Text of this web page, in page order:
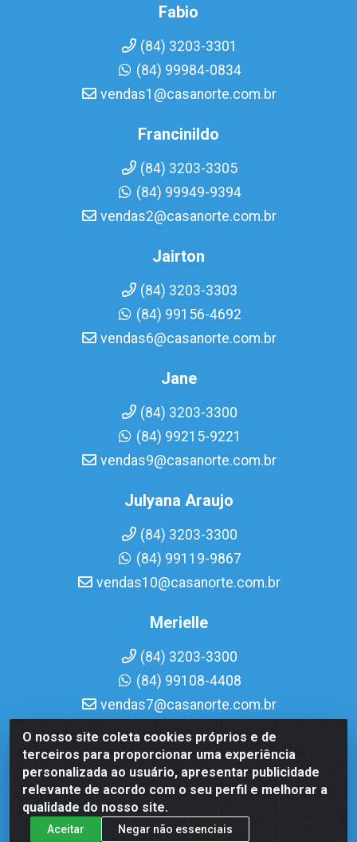
O nosso site coleta cookies próprios e de
terceiros para proporcionar uma experiência
personalizada ao usuário, apresentar publicidade
relevante de acordo com o seu perfil e melhorar a
qualidade do nosso site.
Aceitar Negar não essenciais
Fabio
(84) 3203-3301
(84) 99984-0834
vendas1@casanorte.com.br
Francinildo
(84) 3203-3305
(84) 99949-9394
vendas2@casanorte.com.br
Jairton
(84) 3203-3303
(84) 99156-4692
vendas6@casanorte.com.br
Jane
(84) 3203-3300
(84) 99215-9221
vendas9@casanorte.com.br
Julyana Araujo
(84) 3203-3300
(84) 99119-9867
vendas10@casanorte.com.br
Merielle
(84) 3203-3300
(84) 99108-4408
vendas7@casanorte.com.br
Casa Norte LTDA - Av. Interventor Mário Câmara, 1815 - Dix-
Sept Rosado, Natal/RN - CEP 59054-600 - CNPJ
08.713.513/0001-51